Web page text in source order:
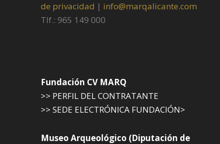
de privacidad | info@marqalicante.com
Tlf.: 965 149 000
Fundación CV MARQ
>> PERFIL DEL CONTRATANTE
>> SEDE ELECTRÓNICA FUNDACIÓN>
Museo Arqueológico (Diputación de